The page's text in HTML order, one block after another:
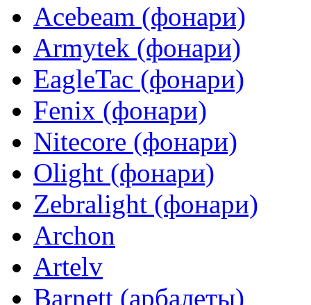
Acebeam (фонари)
Armytek (фонари)
EagleTac (фонари)
Fenix (фонари)
Nitecore (фонари)
Olight (фонари)
Zebralight (фонари)
Archon
Artelv
Barnett (арбалеты)